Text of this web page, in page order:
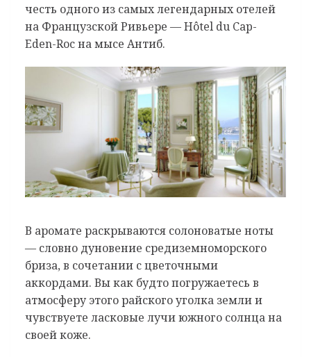
честь одного из самых легендарных отелей
на Французской Ривьере — Hôtel du Cap-
Eden-Roc на мысе Антиб.
В аромате раскрываются солоноватые ноты
— словно дуновение средиземноморского
бриза, в сочетании с цветочными
аккордами. Вы как будто погружаетесь в
атмосферу этого райского уголка земли и
чувствуете ласковые лучи южного солнца на
своей коже.